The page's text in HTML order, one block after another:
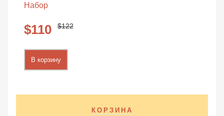
Набор
110 122
В корзину
КОРЗИНА